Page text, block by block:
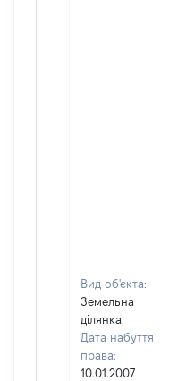
Вид об'єкта:
Земельна
ділянка
Дата набуття
права:
10.01.2007